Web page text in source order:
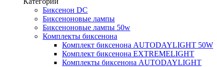
Биксенон DC
Биксеноновые лампы
Биксеноновые лампы 50w
Комплекты биксенона
Комплект биксенона AUTODAYLIGHT 50W
Комплект биксенона EXTREMELIGHT
Комплекты биксенона AUTODAYLIGHT